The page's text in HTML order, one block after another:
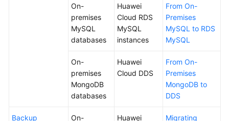
On-
premises
MySQL
databases
Huawei
Cloud RDS
MySQL
instances
From On-
Premises
MySQL to RDS
MySQL
On-
premises
MongoDB
databases
Huawei
Cloud DDS
From On-
Premises
MongoDB to
DDS
Backup
On-
Huawei
Migrating